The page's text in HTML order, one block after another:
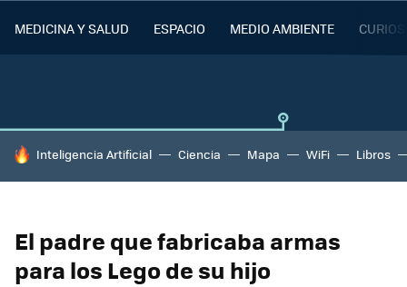
MEDICINA Y SALUD ESPACIO MEDIO AMBIENTE
HOY SE HABLA DE
Inteligencia Artificial Ciencia Mapa WiFi Libros
El padre que fabricaba armas
para los Lego de su hijo